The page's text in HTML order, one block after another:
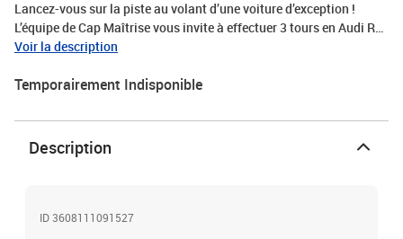
Lancez-vous sur la piste au volant d’une voiture d’exception !
L’équipe de Cap Maîtrise vous invite à effectuer 3 tours en Audi R8
V10 sur le circuit de La Ferté-Gaucher. Vous prendrez place aux
conduite, encadrée par des professionnels. Après 2 tours de
de vous installer au volant et maîtriser votre véhicule. Vivez une
expérience exaltante sur l’asphalte, entre courbes et lignes droites,
jusqu’à la ligne d’arrivée. Un stage de pilotage pas comme les
Voir la description
Temporairement Indisponible
Description
ID 3608111091527